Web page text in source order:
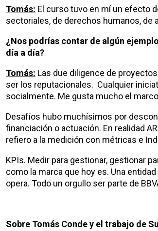
Tomás: El curso tuvo en mí un efecto
sectoriales, de derechos humanos, de
¿Nos podrías contar de algún
día a día?
Tomás: Las due diligence de
ser los reputacionales. Cualquier
socialmente. Me gusta mucho el
Desafíos hubo muchísimos por
financiación o actuación. En realidad
refiero a la medición con métricas e
KPIs. Medir para gestionar, gestionar
como la marca que hoy es. Una
opera. Todo un orgullo ser parte de
Sobre Tomás Conde y el trabajo de